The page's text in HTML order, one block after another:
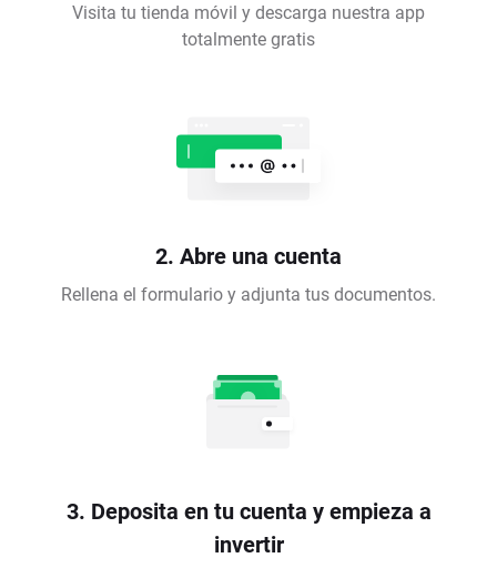
Visita tu tienda móvil y descarga nuestra app
totalmente gratis
2. Abre una cuenta
Rellena el formulario y adjunta tus documentos.
3. Deposita en tu cuenta y empieza a
invertir